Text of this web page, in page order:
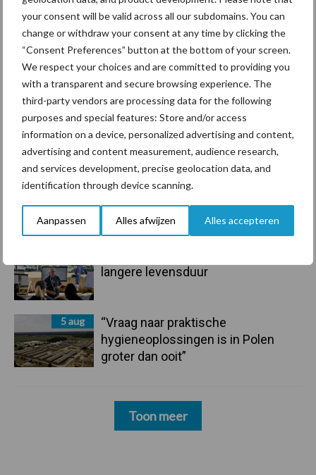
your consent will be valid across all our subdomains. You can
change or withdraw your consent at any time by clicking the
“Consent Preferences” button at the bottom of your screen.
We respect your choices and are committed to providing you
with a transparent and secure browsing experience. The
third-party vendors are processing data for the following
purposes and special features: Store and/or access
information on a device, personalized advertising and content,
advertising and content measurement, audience research,
and services development, precise geolocation data, and
identification through device scanning.
Aanpassen Alles afwijzen Alles accepteren
Sidebar
7 aug
Grondstoffenmarkt blijft grillig:
droogte en geopolitiek houden
handel in de greep
De speenhuid: een vaak
onderschatte risicofactor voor
mastitis
6 aug
ForFarmers ziet volume en
Nederlandse markt
langere levensduur
5 aug
“Vraag naar praktische
hygieneoplossingen is in Polen
groter dan ooit”
Toon meer